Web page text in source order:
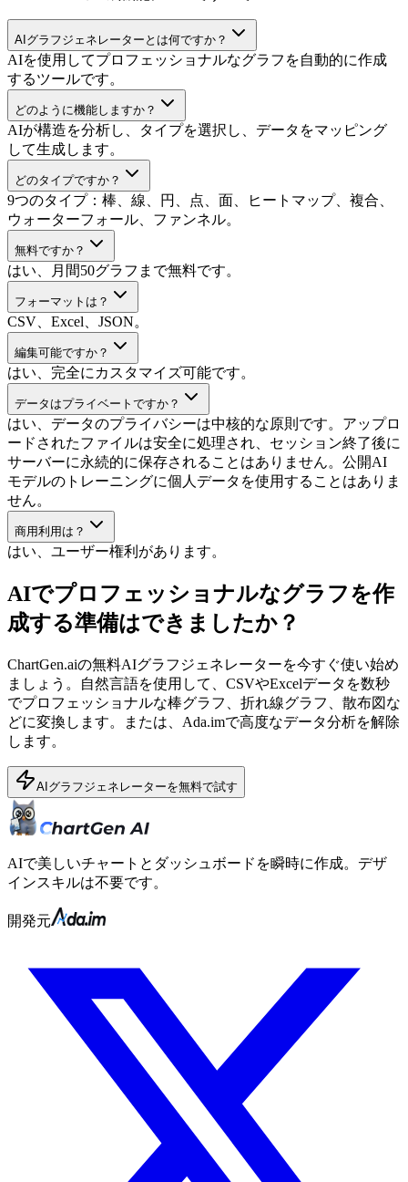
AIグラフジェネレーターとは何ですか？
AIを使用してプロフェッショナルなグラフを自動的に作成
するツールです。
どのように機能しますか？
AIが構造を分析し、タイプを選択し、データをマッピング
して生成します。
どのタイプですか？
9つのタイプ：棒、線、円、点、面、ヒートマップ、複合、
ウォーターフォール、ファンネル。
無料ですか？
はい、月間50グラフまで無料です。
フォーマットは？
CSV、Excel、JSON。
編集可能ですか？
はい、完全にカスタマイズ可能です。
データはプライベートですか？
はい、データのプライバシーは中核的な原則です。アップロ
ードされたファイルは安全に処理され、セッション終了後に
サーバーに永続的に保存されることはありません。公開AI
モデルのトレーニングに個人データを使用することはありま
せん。
商用利用は？
はい、ユーザー権利があります。
AIでプロフェッショナルなグラフを作
成する準備はできましたか？
ChartGen.aiの無料AIグラフジェネレーターを今すぐ使い始め
ましょう。自然言語を使用して、CSVやExcelデータを数秒
でプロフェッショナルな棒グラフ、折れ線グラフ、散布図な
どに変換します。または、Ada.imで高度なデータ分析を解除
します。
AIグラフジェネレーターを無料で試す
AIで美しいチャートとダッシュボードを瞬時に作成。デザ
インスキルは不要です。
開発元